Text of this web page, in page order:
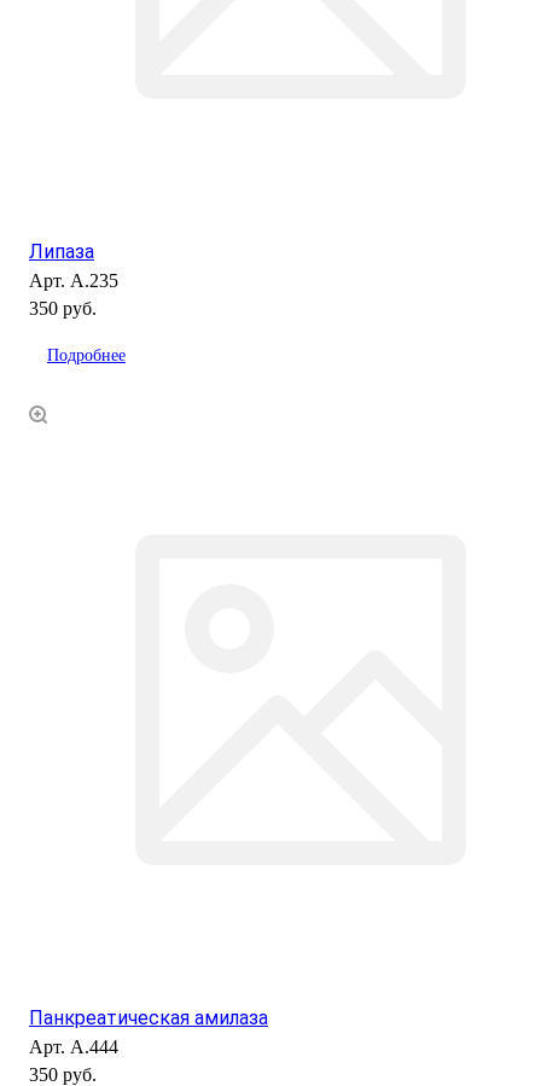
Липаза
Арт. А.235
350 руб.
Подробнее
Панкреатическая амилаза
Арт. А.444
350 руб.